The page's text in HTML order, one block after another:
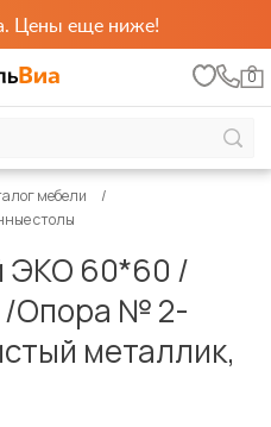
Цены еще ниже!
0
мебели
столы
ЭКО 60*60 /
/Опора № 2-
металлик,